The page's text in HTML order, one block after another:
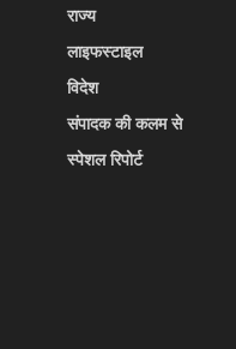
राज्य
लाइफस्टाइल
विदेश
संपादक की कलम से
स्पेशल रिपोर्ट